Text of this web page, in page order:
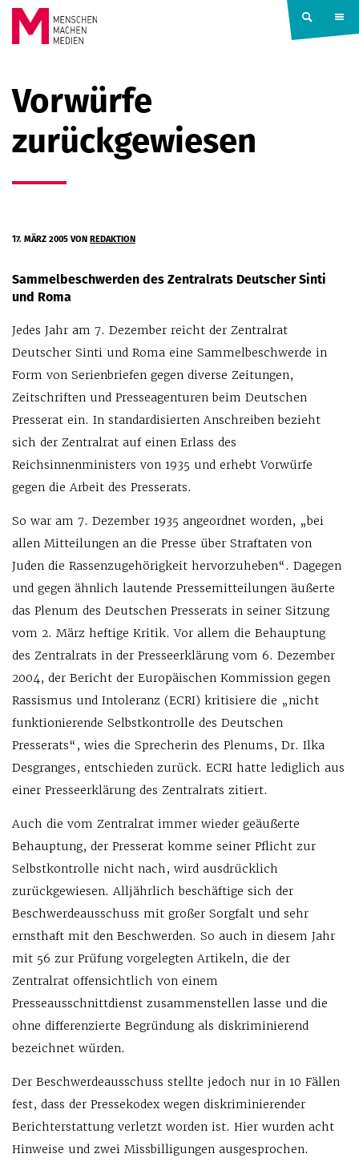
Springe zum Inhalt
MACHEN
MEDIEN
Vorwürfe
zurückgewiesen
17. MÄRZ 2005VONREDAKTION
Sammelbeschwerden des Zentralrats Deutscher Sinti
und Roma
Jedes Jahr am 7. Dezember reicht der Zentralrat
Deutscher Sinti und Roma eine Sammelbeschwerde in
Form von Serienbriefen gegen diverse Zeitungen,
Zeitschriften und Presseagenturen beim Deutschen
Presserat ein. In standardisierten Anschreiben bezieht
sich der Zentralrat auf einen Erlass des
Reichsinnenministers von 1935 und erhebt Vorwürfe
gegen die Arbeit des Presserats.
So war am 7. Dezember 1935 angeordnet worden, „bei
allen Mitteilungen an die Presse über Straftaten von
Juden die Rassenzugehörigkeit hervorzuheben“. Dagegen
und gegen ähnlich lautende Pressemitteilungen äußerte
das Plenum des Deutschen Presserats in seiner Sitzung
vom 2. März heftige Kritik. Vor allem die Behauptung
des Zentralrats in der Presseerklärung vom 6. Dezember
2004, der Bericht der Europäischen Kommission gegen
Rassismus und Intoleranz (ECRI) kritisiere die „nicht
funktionierende Selbstkontrolle des Deutschen
Presserats“, wies die Sprecherin des Plenums, Dr. Ilka
Desgranges, entschieden zurück. ECRI hatte lediglich aus
einer Presseerklärung des Zentralrats zitiert.
Auch die vom Zentralrat immer wieder geäußerte
Behauptung, der Presserat komme seiner Pflicht zur
Selbstkontrolle nicht nach, wird ausdrücklich
zurückgewiesen. Alljährlich beschäftige sich der
Beschwerdeausschuss mit großer Sorgfalt und sehr
ernsthaft mit den Beschwerden. So auch in diesem Jahr
mit 56 zur Prüfung vorgelegten Artikeln, die der
Zentralrat offensichtlich von einem
Presseausschnittdienst zusammenstellen lasse und die
ohne differenzierte Begründung als diskriminierend
bezeichnet würden.
Der Beschwerdeausschuss stellte jedoch nur in 10 Fällen
fest, dass der Pressekodex wegen diskriminierender
Berichterstattung verletzt worden ist. Hier wurden acht
Hinweise und zwei Missbilligungen ausgesprochen.